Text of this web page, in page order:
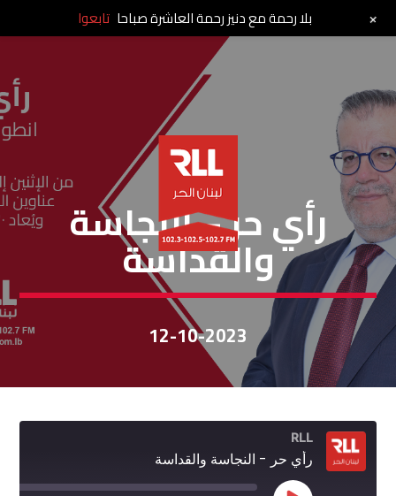
رأي حر
رأي حر – النجاسة
والقداسة
12-10-2023
RLL
رأي حر - النجاسة والقداسة
بلا رحمة مع دنيز رحمة العاشرة صباحا تابعوا +